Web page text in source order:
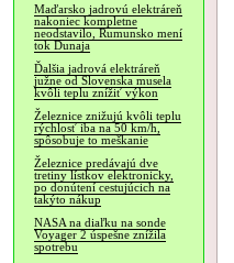
Maďarsko jadrovú elektráreň
nakoniec kompletne
neodstavilo, Rumunsko mení
tok Dunaja
Ďalšia jadrová elektráreň
južne od Slovenska musela
kvôli teplu znížiť výkon
Železnice znižujú kvôli teplu
rýchlosť iba na 50 km/h,
spôsobuje to meškanie
Železnice predávajú dve
tretiny lístkov elektronicky,
po donútení cestujúcich na
takýto nákup
NASA na diaľku na sonde
Voyager 2 úspešne znížila
spotrebu